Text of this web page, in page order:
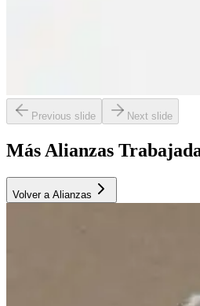
Previous slide Next slide
Más Alianzas
Volver a Alianzas